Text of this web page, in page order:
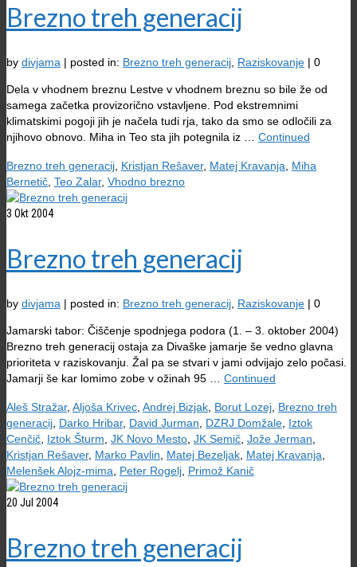
Brezno treh generacij
by divjama | posted in: Brezno treh generacij, Raziskovanje | 0
Dela v vhodnem breznu Lestve v vhodnem breznu so bile že od
samega začetka provizorično vstavljene. Pod ekstremnimi
klimatskimi pogoji jih je načela tudi rja, tako da smo se odločili za
njihovo obnovo. Miha in Teo sta jih potegnila iz … Continued
Brezno treh generacij, Kristjan Rešaver, Matej Kravanja, Miha
Bernetič, Teo Zalar, Vhodno brezno
3 Okt 2004
Brezno treh generacij
by divjama | posted in: Brezno treh generacij, Raziskovanje | 0
Jamarski tabor: Čiščenje spodnjega podora (1. – 3. oktober 2004)
Brezno treh generacij ostaja za Divaške jamarje še vedno glavna
prioriteta v raziskovanju. Žal pa se stvari v jami odvijajo zelo počasi.
Jamarji še kar lomimo zobe v ožinah 95 … Continued
Aleš Stražar, Aljoša Krivec, Andrej Bizjak, Borut Lozej, Brezno treh
generacij, Darko Hribar, David Jurman, DZRJ Domžale, Iztok
Cenčič, Iztok Šturm, JK Novo Mesto, JK Semič, Jože Jerman,
Kristjan Rešaver, Marko Pavlin, Matej Bezeljak, Matej Kravanja,
Melenšek Alojz-mima, Peter Rogelj, Primož Kanič
20 Jul 2004
Brezno treh generacij